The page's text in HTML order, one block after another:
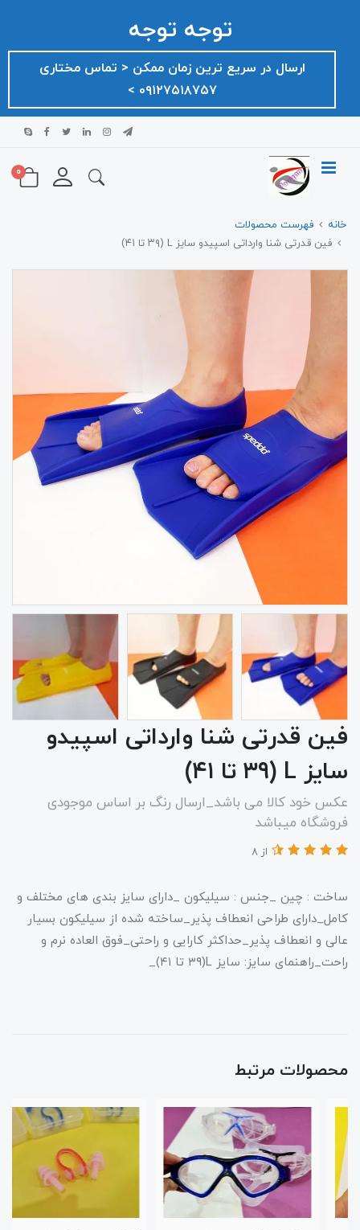
توجه توجه
ارسال در سریع ترین زمان ممکن ‌< تماس مختاری
۰۹۱۲۷۵۱۸۷۵۷ >
0
خانه
فهرست محصولات
فین قدرتی شنا وارداتی اسپیدو سایز L (۳۹ تا ۴۱)
فین قدرتی شنا وارداتی اسپیدو
سایز L (۳۹ تا ۴۱)
عکس خود کالا می باشد_ارسال رنگ بر اساس موجودی
فروشگاه میباشد
از 8
ساخت : چین _جنس : سیلیکون _دارای سایز بندی های مختلف و
کامل_دارای طراحی انعطاف پذیر_ساخته شده از سیلیکون بسیار
عالی و انعطاف پذیر_حداکثر کارایی و راحتی_فوق العاده نرم و
راحت_راهنمای سایز: سایز L(۳۹ تا ۴۱)_
محصولات مرتبط